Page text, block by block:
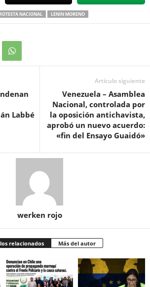
NACIONAL LENIN MORENO
Labbé
Artículo siguiente
Venezuela – Asamblea
Nacional, controlada por
la oposición antichavista,
aprobó un nuevo acuerdo:
«fin del Ensayo Guaidó»
werken rojo
relacionados Más del autor